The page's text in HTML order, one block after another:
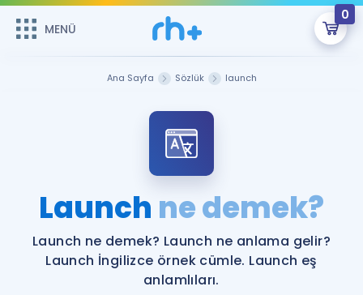
MENÜ
0
ÜYE DEĞİLİM
Sepetin Şu An Boş.
Remzi Hoca ile seni sınava hazırlayacak onlarca eğitim seni
bekliyor!
MENÜ
Faydalı Araçlar
Ana Sayfa Sözlük launch
Launch ne demek?
Launch ne demek? Launch ne anlama gelir?
Launch İngilizce örnek cümle. Launch eş
anlamlıları.